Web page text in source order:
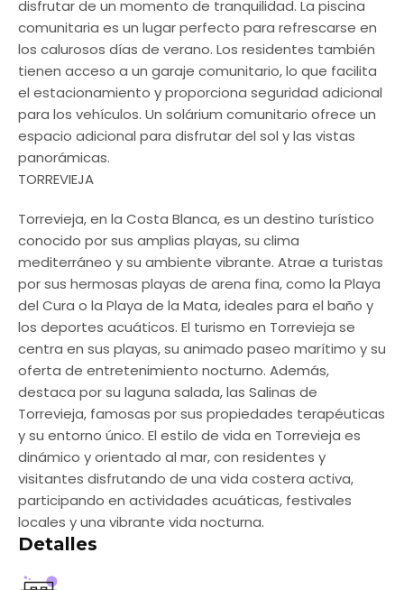
disfrutar de un momento de tranquilidad. La piscina
comunitaria es un lugar perfecto para refrescarse en
los calurosos días de verano. Los residentes también
tienen acceso a un garaje comunitario, lo que facilita
el estacionamiento y proporciona seguridad adicional
para los vehículos. Un solárium comunitario ofrece un
espacio adicional para disfrutar del sol y las vistas
panorámicas.
TORREVIEJA
Torrevieja, en la Costa Blanca, es un destino turístico
conocido por sus amplias playas, su clima
mediterráneo y su ambiente vibrante. Atrae a turistas
por sus hermosas playas de arena fina, como la Playa
del Cura o la Playa de la Mata, ideales para el baño y
los deportes acuáticos. El turismo en Torrevieja se
centra en sus playas, su animado paseo marítimo y su
oferta de entretenimiento nocturno. Además,
destaca por su laguna salada, las Salinas de
Torrevieja, famosas por sus propiedades terapéuticas
y su entorno único. El estilo de vida en Torrevieja es
dinámico y orientado al mar, con residentes y
visitantes disfrutando de una vida costera activa,
participando en actividades acuáticas, festivales
locales y una vibrante vida nocturna.
Detalles